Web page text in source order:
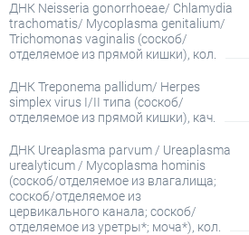
ДНК Neisseria gonorrhoeae/ Chlamydia
trachomatis/ Mycoplasma genitalium/
Trichomonas vaginalis (соскоб/
отделяемое из прямой кишки), кол.
ДНК Treponema pallidum/ Herpes
simplex virus I/II типа (соскоб/
отделяемое из прямой кишки), кач.
ДНК Ureaplasma parvum / Ureaplasma
urealyticum / Mycoplasma hominis
(соскоб/отделяемое из влагалища;
соскоб/отделяемое из
цервикального канала; соскоб/
отделяемое из уретры*; моча*), кол.